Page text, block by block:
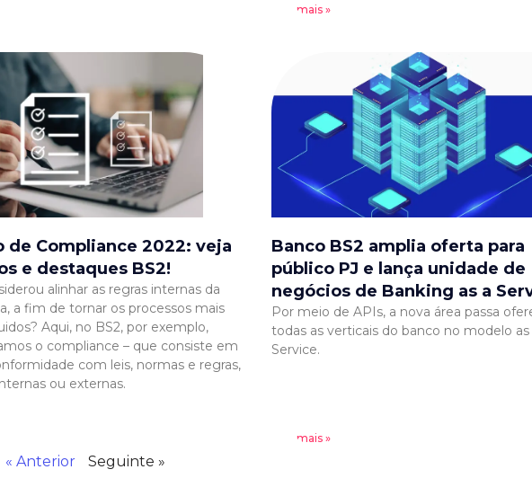
Leia mais »
de Compliance 2022: veja
e destaques BS2!
alinhar as regras internas da
a fim de tornar os processos mais
Aqui, no BS2, por exemplo,
o compliance – que consiste em
com leis, normas e regras,
ou externas.
Banco BS2 amplia oferta para
público PJ e lança unidade de
negócios de Banking as a
Por meio de APIs, a nova área passa
todas as verticais do banco no modelo as
Service.
Leia mais »
« Anterior Seguinte »